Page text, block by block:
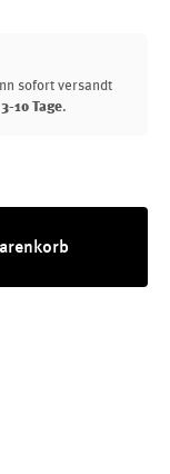
sofort versandt
3-10 Tage.